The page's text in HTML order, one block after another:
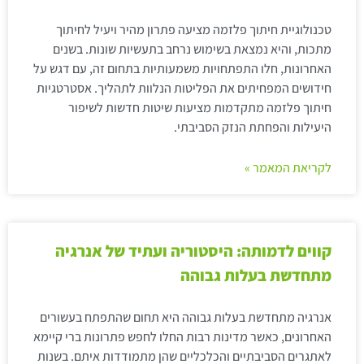
טכנולוגיית חיתוך פלזמה מציעה פתרון מהיר ויעיל לחיתוך
מתכות, והיא נמצאת בשימוש נרחב בתעשיות שונות. בשנים
האחרונות, חלו התפתחויות משמעותיות בתחום זה, עם דגש על
חידושים המפחיתים את הפליטות הנלוות לתהליך. אסטרטגיות
חיתוך פלזמה מתקדמות מציעות שיטות חדשות לשיפור
היעילות והפחתת הנזק הסביבתי.
לקריאת המאמר »
קווים לדמותה: היסטוריה ועתיד של אנרגיה
מתחדשת בעלות גבוהה
אנרגיה מתחדשת בעלות גבוהה היא תחום שהתפתח בעשורים
האחרונים, כאשר מדינות רבות החלו לחפש פתרונות ברי קיימא
לאתגרים הסביבתיים והכלכליים שהן מתמודדות איתם. בשנות